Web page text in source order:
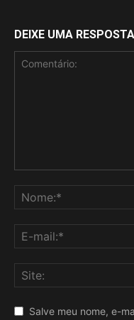
DEIXE UMA RESPOSTA
Salve meu nome, e-